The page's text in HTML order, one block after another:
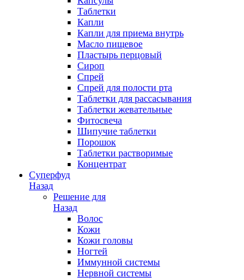
Таблетки
Капли
Капли для приема внутрь
Масло пищевое
Пластырь перцовый
Сироп
Спрей
Спрей для полости рта
Таблетки для рассасывания
Таблетки жевательные
Фитосвеча
Шипучие таблетки
Порошок
Таблетки растворимые
Концентрат
Суперфуд
Назад
Решение для
Назад
Волос
Кожи
Кожи головы
Ногтей
Иммунной системы
Нервной системы